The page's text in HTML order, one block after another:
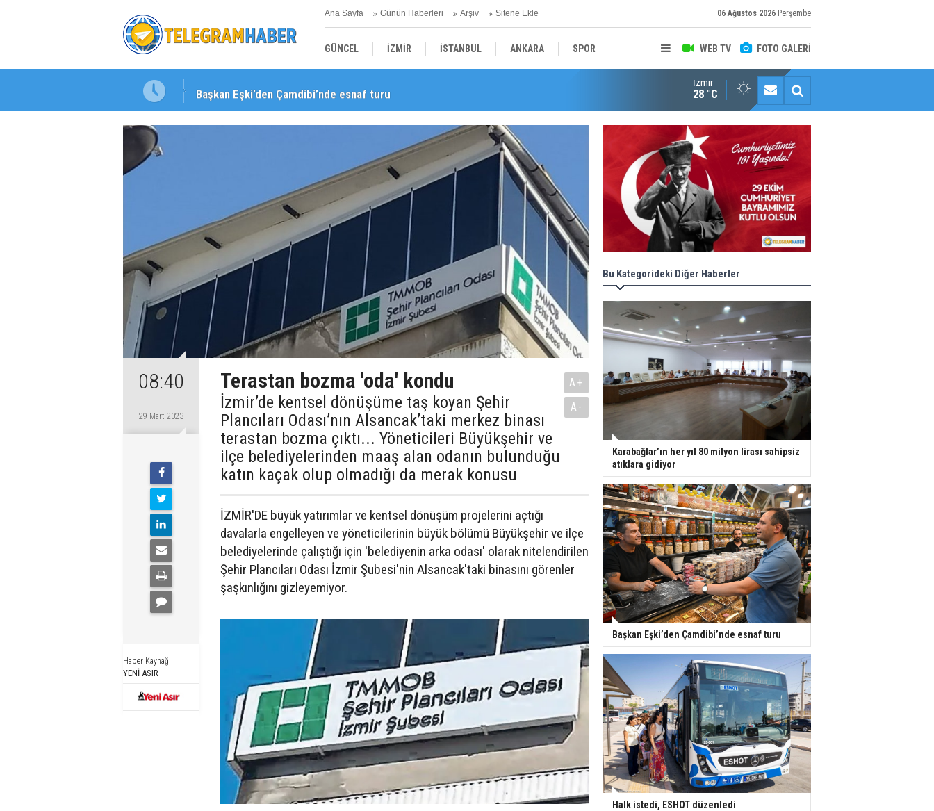
Ana Sayfa Günün Haberleri Arşiv Sitene Ekle 06 Ağustos 2026 Perşembe
WEB TV FOTO GALERİ
GÜNCEL İZMİR İSTANBUL ANKARA SPOR
YEREL
Başkan Eşki’den Çamdibi’nde esnaf turu Halk istedi, ESHOT düzenledi
İzmir
28 °C
08:40
29 Mart 2023
Haber Kaynağı
YENİ ASIR
Terastan bozma 'oda' kondu
İzmir’de kentsel dönüşüme taş koyan Şehir
Plancıları Odası’nın Alsancak’taki merkez binası
terastan bozma çıktı... Yöneticileri Büyükşehir ve
ilçe belediyelerinden maaş alan odanın bulunduğu
katın kaçak olup olmadığı da merak konusu
A+
A-
İZMİR'DE büyük yatırımlar ve kentsel dönüşüm projelerini açtığı
davalarla engelleyen ve yöneticilerinin büyük bölümü Büyükşehir ve ilçe
belediyelerinde çalıştığı için 'belediyenin arka odası' olarak nitelendirilen
Şehir Plancıları Odası İzmir Şubesi'nin Alsancak'taki binasını görenler
şaşkınlığını gizleyemiyor.
Bu Kategorideki Diğer Haberler
Karabağlar’ın her yıl 80 milyon lirası sahipsiz
atıklara gidiyor
Başkan Eşki’den Çamdibi’nde esnaf turu
Halk istedi, ESHOT düzenledi